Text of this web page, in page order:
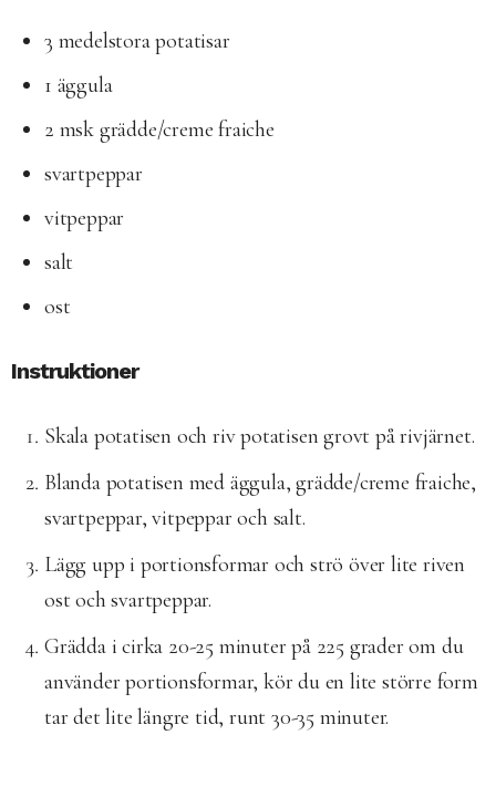
3 medelstora potatisar
1 äggula
2 msk grädde/creme fraiche
svartpeppar
vitpeppar
salt
ost
Instruktioner
Skala potatisen och riv potatisen grovt på rivjärnet.
Blanda potatisen med äggula, grädde/creme fraiche,
svartpeppar, vitpeppar och salt.
Lägg upp i portionsformar och strö över lite riven
ost och svartpeppar.
Grädda i cirka 20-25 minuter på 225 grader om du
använder portionsformar, kör du en lite större form
tar det lite längre tid, runt 30-35 minuter.